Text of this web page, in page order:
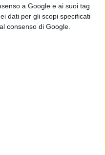
a Google e ai suoi tag
dati per gli scopi specificati
consenso di Google.